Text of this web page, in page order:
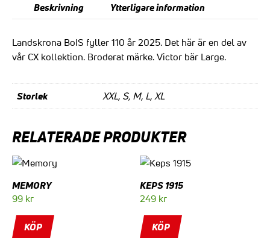
Beskrivning Ytterligare information
Landskrona BoIS fyller 110 år 2025. Det här är en del av
vår CX kollektion. Broderat märke. Victor bär Large.
Storlek XXL, S, M, L, XL
RELATERADE PRODUKTER
MEMORY
99 kr
KÖP
KEPS 1915
249 kr
KÖP